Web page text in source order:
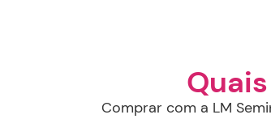
Comprar com a LM